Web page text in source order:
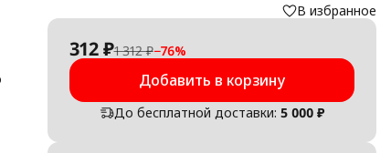
В избранное
312 ₽1 312 ₽−76%
Добавить в корзину
До бесплатной доставки: 5 000 ₽